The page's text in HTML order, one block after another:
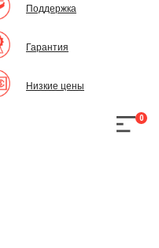
Поддержка
Гарантия
Низкие цены
0